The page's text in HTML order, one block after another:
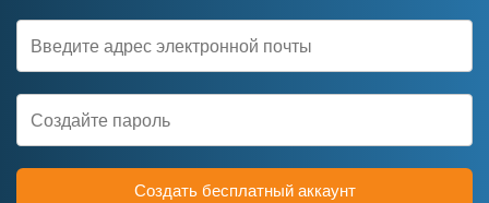
Создать бесплатный аккаунт